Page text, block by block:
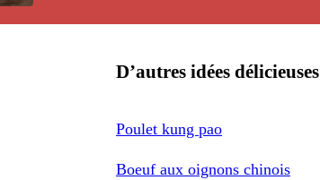
D’autres idées délicieuses
Poulet kung pao
Boeuf aux oignons chinois